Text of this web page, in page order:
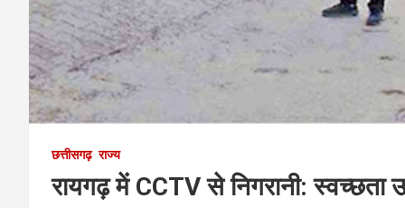
छत्तीसगढ़ राज्य
रायगढ़ में CCTV से निगरानी: स्वच्छता